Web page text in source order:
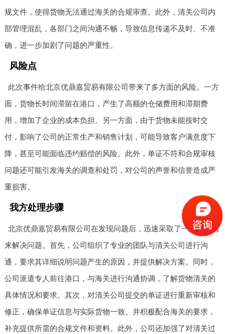
规文件，使得货物无法通过海关的合规审查。此外，清关公司内
部管理混乱，各部门之间沟通不畅，导致信息传递不及时、不准
确，进一步加剧了问题的严重性。
风险点
此次事件给北京优鼎嘉贸易有限公司带来了多方面的风险。一方
面，货物长时间滞留在港口，产生了高额的仓储费用和滞期费
用，增加了企业的成本负担。另一方面，由于货物未能按时交
付，影响了公司的正常生产和销售计划，可能导致客户满意度下
降，甚至可能面临违约赔偿的风险。此外，单证不符和合规审核
问题还可能引发海关的调查和处罚，对公司的声誉和信誉造成严
重损害。
我方处理步骤
北京优鼎嘉贸易有限公司在发现问题后，迅速采取了一系列措施
来解决问题。首先，公司组织了专业的团队与清关公司进行沟
通，要求其详细说明问题产生的原因，并提供解决方案。同时，
公司派遣专人前往港口，与海关进行沟通协调，了解货物清关的
具体情况和要求。其次，对清关公司提交的单证进行重新审核和
修正，确保单证信息与实际货物一致。并积极配合海关的要求，
补充提供所需的合规文件和资料。此外，公司还加强了对清关过